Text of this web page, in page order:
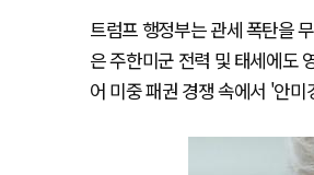
트럼프 행정부는 관세 폭탄을
은 주한미군 전력 및 태세에도
어 미중 패권 경쟁 속에서 '안